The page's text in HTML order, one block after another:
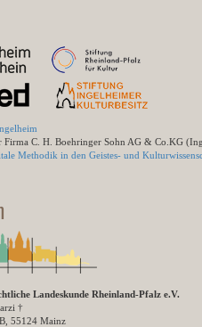
Firma C. H. Boehringer Sohn AG & Co.KG
Methodik in den Geistes- und
Landeskunde Rheinland-Pfalz e.V.
†
55124 Mainz